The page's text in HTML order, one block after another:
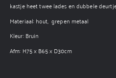
kastje heet twee lades en dubbele
Materiaal: hout, grepen metaal
Kleur: Bruin
Afm: H75 x B65 x D30cm